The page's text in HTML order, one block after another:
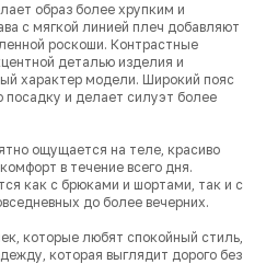
образ более хрупким и
с мягкой линией плеч добавляют
роскоши. Контрастные
деталью изделия и
характер модели. Широкий пояс
посадку и делает силуэт более
ощущается на теле, красиво
в течение всего дня.
как с брюками и шортами, так и с
до более вечерних.
которые любят спокойный стиль,
которая выглядит дорого без